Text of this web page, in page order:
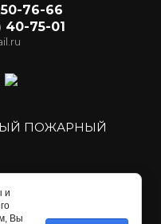
76-66
40-75-01
ПОЖАРНЫЙ
и
Вы